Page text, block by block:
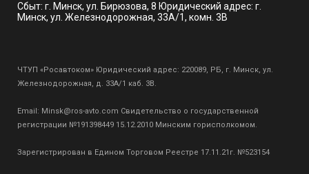
Сбыт: г. Минск, ул. Бирюзова, 8 Юридический адрес: г.
Минск, ул. Железнодорожная, 33А/1, комн. 3В
ЧТУП «Росавтоком» Юридический адрес: 220089, РБ, г. Минск, ул.
Железнодорожная, д. 33А/1 каб. 3В.
Email: Minsk@ros-avto.com Свидетельство о государственной
регистрации №191398449 15.12.2010 Минским горисполкомом.
Зарегистрирован в Едином Торговом Реестре 17.11.21г. №523154